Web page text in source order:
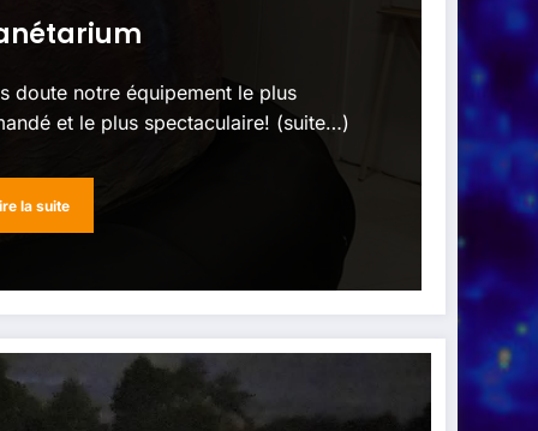
doute notre équipement le plus
et le plus spectaculaire! (suite…)
la suite